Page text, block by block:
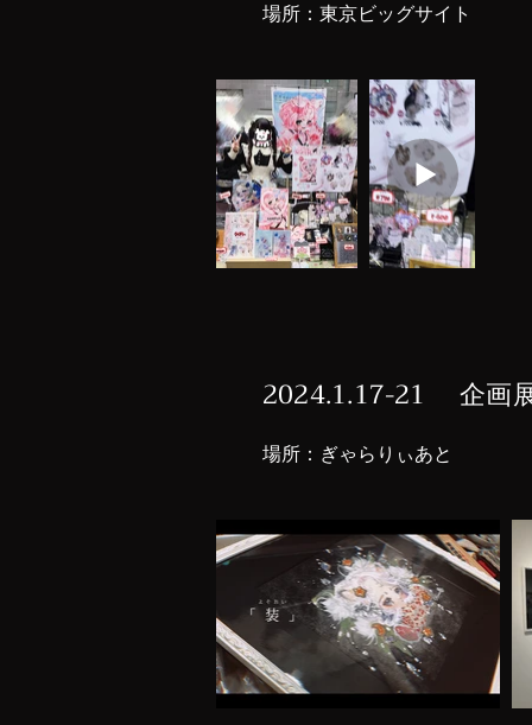
​場所： ​東京ビッグサイト
2024.1.17-21 企画
​場所： ​ぎゃらりぃあと